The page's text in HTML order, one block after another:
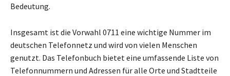
Bedeutung.
Insgesamt ist die Vorwahl 0711 eine wichtige Nummer im
deutschen Telefonnetz und wird von vielen Menschen
genutzt. Das Telefonbuch bietet eine umfassende Liste von
Telefonnummern und Adressen für alle Orte und Stadtteile